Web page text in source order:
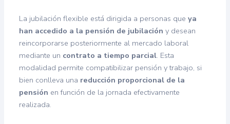
La jubilación flexible está dirigida a personas queya
han accedido a la pensión de jubilación y desean
reincorporarse posteriormente al mercado laboral
mediante un contrato a tiempo parcial. Esta
modalidad permite compatibilizar pensión y trabajo, si
bien conlleva una reducción proporcional de la
pensión en función de la jornada efectivamente
realizada.